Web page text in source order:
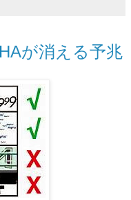
が消える予兆